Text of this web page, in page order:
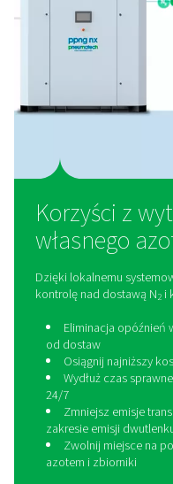
Dlaczego
wymaga
Cięcie laserowe
konfiguracja gazu
spełnia
Wysokie
laserami